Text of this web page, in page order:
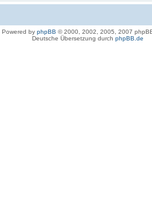
Powered by phpBB © 2000, 2002, 2005, 2007
Deutsche Übersetzung durch phpBB.de